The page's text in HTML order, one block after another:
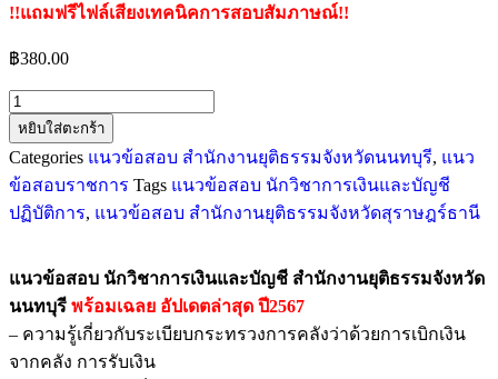
!!แถมฟรีไฟล์เสียงเทคนิคการสอบสัมภาษณ์!!
฿380.00
หยิบใส่ตะกร้า
Categories แนวข้อสอบ สำนักงานยุติธรรมจังหวัดนนทบุรี, แนว
ข้อสอบราชการ Tags แนวข้อสอบ นักวิชาการเงินและบัญชี
ปฏิบัติการ, แนวข้อสอบ สำนักงานยุติธรรมจังหวัดสุราษฎร์ธานี
แนวข้อสอบ นักวิชาการเงินและบัญชี สำนักงานยุติธรรมจังหวัด
นนทบุรี พร้อมเฉลย อัปเดตล่าสุด ปี2567
– ความรู้เกี่ยวกับระเบียบกระทรวงการคลังว่าด้วยการเบิกเงิน
จากคลัง การรับเงิน